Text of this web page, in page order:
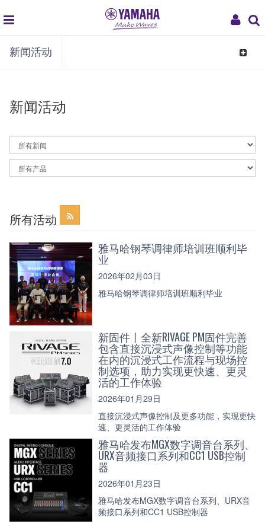
My
global
navigation
新闻活动
Toggle
新闻活动
By
News
Category
By
Article
所有活动
雅马哈钢琴调律师培训班顺利毕
业
2026年02月03日
雅马哈钢琴调律师培训班顺利毕业
新固件丨全新RIVAGE PM固件完善
包含直接沉浸式声像控制等功能
在内的沉浸式工作流程与现场控
制选项，助力实现更快速、更灵
活的工作体验
2026年01月29日
直接沉浸式声像控制及更多功能，实现更快
速、更灵活的工作体验
雅马哈发布MGX数字调音台系列、
URX音频接口系列和CC1 USB控制
器
2026年01月23日
雅马哈发布MGX数字调音台系列、URX音
频接口系列和CC1 USB控制器